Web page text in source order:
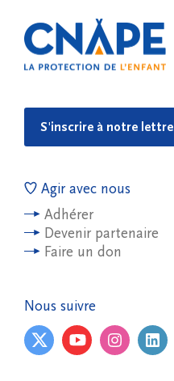
S'inscrire à notre
Agir avec nous
Adhérer
Devenir partenaire
Faire un don
Nous suivre